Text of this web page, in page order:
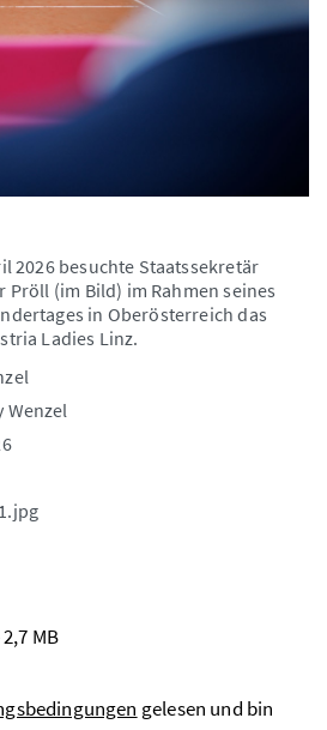
2026 besuchte Staatssekretär
Pröll (im Bild) im Rahmen seines
in Oberösterreich das
Ladies Linz.
Wenzel
MB
gelesen und bin